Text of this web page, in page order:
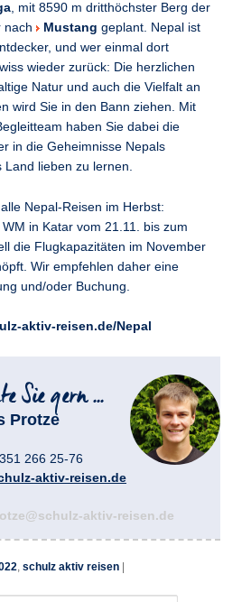
, mit 8590 m dritthöchster Berg der
nach
Mustang geplant. Nepal ist
und wer einmal dort
wieder zurück: Die herzlichen
Natur und auch die Vielfalt an
wird Sie in den Bann ziehen. Mit
haben Sie dabei die
in die Geheimnisse Nepals
lieben zu lernen.
Nepal-Reisen im Herbst:
in Katar vom 21.11. bis zum
die Flugkapazitäten im November
Wir empfehlen daher eine
und/oder Buchung.
aktiv-reisen.de/Nepal
Protze
266 25-76
aktiv-reisen.de
aktiv-reisen.de
,schulz aktiv reisen |